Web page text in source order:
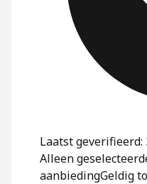
Laatst geverifieerd:
Alleen
aanbiedingGeldig